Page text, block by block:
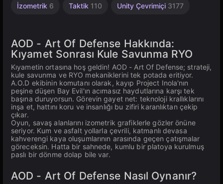
İzometrik 6 Taktik 110 Unity Çevrimiçi 3177
Alma
AOD - Art Of Defense Hakkında:
Kıyamet Sonrası Kule Savunma RYO
Kıyametin ortasına hoş geldin! AOD - Art Of Defense; strateji,
kule savunma ve RYO mekaniklerini tek potada eritiyor.
A.O.D ekibinin komutanı olarak, kayıp Project Inola'nın
peşine düşen Bay Evil'ın acımasız haydutlarına karşı tek
başına duruyorsun. Görevin gayet net: teknoloji krallıklarını
inşa et, hattını koru ve insanlığı bu zifiri karanlıktan çekip
çıkar.
Oyun, savaş alanlarını izometrik grafiklerle gözler önüne
seriyor. Kum ve asfalt yollarla çevrili, katmanlı devasa
kahverengi kaya oluşumlarının arasında geçen çatışmalar
göreceksin. Hatta bir sahnede, kumlu bir platoya kurulmuş
paslı bir dönme dolap bile var.
AOD - Art Of Defense Nasıl Oynanır?